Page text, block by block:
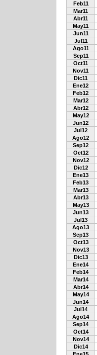
Feb11
Mar11
Abr11
May11
Jun11
Jul11
Ago11
Sep11
Oct11
Nov11
Dic11
Ene12
Feb12
Mar12
Abr12
May12
Jun12
Jul12
Ago12
Sep12
Oct12
Nov12
Dic12
Ene13
Feb13
Mar13
Abr13
May13
Jun13
Jul13
Ago13
Sep13
Oct13
Nov13
Dic13
Ene14
Feb14
Mar14
Abr14
May14
Jun14
Jul14
Ago14
Sep14
Oct14
Nov14
Dic14